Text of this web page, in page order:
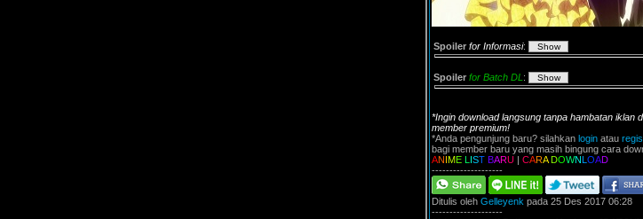
Spoiler for Informasi:
Spoiler for Batch DL :
*Ingin download langsung tanpa hambatan iklan
member premium!
*Anda pengunjung baru? silahkan login atau
bagi member baru yang masih bingung cara
ANIME L IST BARU | CARADOWNL OAD
--------------------
Ditulis oleh Gelleyenk pada 25 Des 2017 06:28
--------------------